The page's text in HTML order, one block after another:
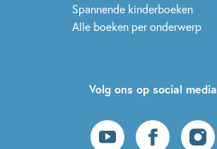
Spannende kinderboeken
Alle boeken per onderwerp
Volg ons op social media